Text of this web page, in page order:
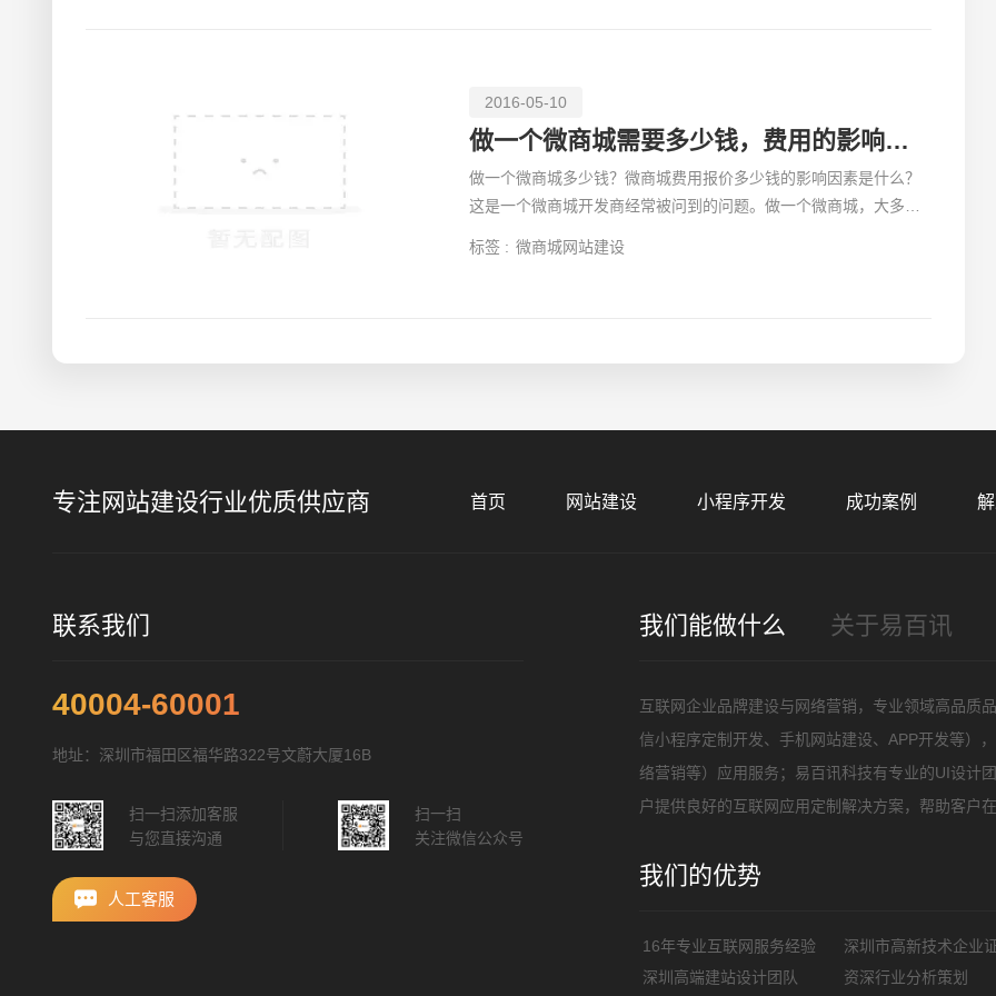
2016-05-10
做一个微商城需要多少钱，费用的影响因素!
做一个微商城多少钱？微商城费用报价多少钱的影响因素是什么？
这是一个微商城开发商经常被问到的问题。做一个微商城，大多数
标签 : 微商城网站建设
专注网站建设行业优质供应商 首页 网站建设 小程序开发 成功案例
联系我们
40004-60001
地址：深圳市福田区福华路322号文蔚大厦16B
扫一扫添加客服
与您直接沟通
扫一扫
关注微信公众号
人工客服
我们能做什么 关于易百讯
互联网企业品牌建设与网络营销，专业领域高品质
信小程序定制开发、手机网站建设、APP开发等）
络营销等）应用服务；易百讯科技有专业的UI设计
户提供良好的互联网应用定制解决方案，帮助客户
我们的优势
16年专业互联网服务经验 深圳市高新技术企业
深圳高端建站设计团队
资深行业分析策划